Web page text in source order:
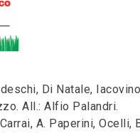
Di Natale,
All.: Alfio Palandri.
A. Paperini, Ocelli,